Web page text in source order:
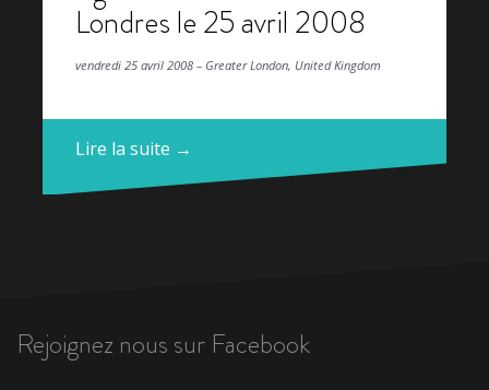
Londres le 25 avril 2008
vendredi 25 avril 2008 – Greater London, United Kingdom
Lire la suite →
Rejoignez nous sur Facebook